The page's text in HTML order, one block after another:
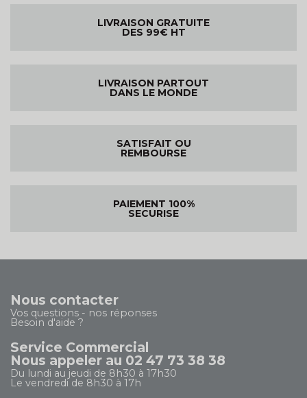
LIVRAISON GRATUITE
DES 99€ HT
LIVRAISON PARTOUT
DANS LE MONDE
SATISFAIT OU
REMBOURSE
PAIEMENT 100%
SECURISE
Nous contacter
Vos questions - nos réponses
Besoin d'aide ?
Service Commercial
Nous appeler au 02 47 73 38 38
Du lundi au jeudi de 8h30 à 17h30
Le vendredi de 8h30 à 17h